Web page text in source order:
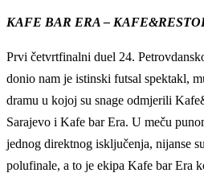
KAFE BAR ERA –
Prvi četvrtfinalni duel 24.
donio nam je istinski futsal spektakl,
dramu u kojoj su snage odmjerili
Sarajevo i Kafe bar Era. U meču
jednog direktnog isključenja, nijanse
polufinale, a to je ekipa Kafe bar Era